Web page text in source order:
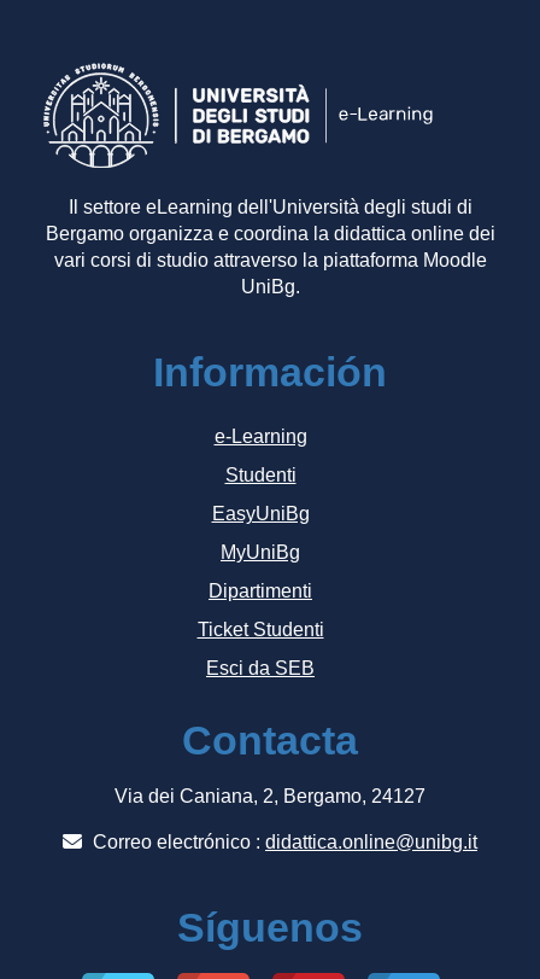
Il settore eLearning dell'Università degli studi di
Bergamo organizza e coordina la didattica online dei
vari corsi di studio attraverso la piattaforma Moodle
UniBg.
Información
e-Learning
Studenti
EasyUniBg
MyUniBg
Dipartimenti
Ticket Studenti
Esci da SEB
Contacta
Via dei Caniana, 2, Bergamo, 24127
Correo electrónico : didattica.online@unibg.it
Síguenos